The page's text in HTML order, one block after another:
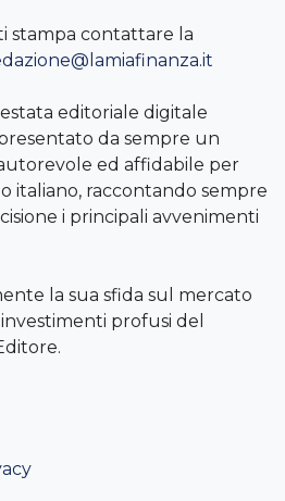
stampa contattare la
editoriale digitale
da sempre un
ed affidabile per
italiano, raccontando sempre
i principali avvenimenti
la sua sfida sul mercato
profusi del